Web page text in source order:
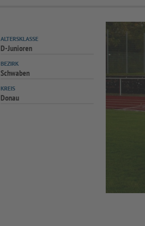
ALTERSKLASSE
D-Junioren
BEZIRK
Schwaben
KREIS
Donau